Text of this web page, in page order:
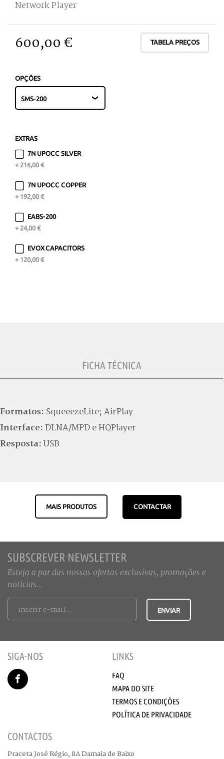
Network Player
600,00 € TABELA PREÇOS
OPÇÕES
EXTRAS
7N UPOCC SILVER
+ 216,00 €
7N UPOCC COPPER
+ 192,00 €
EABS-200
+ 24,00 €
EVOX CAPACITORS
+ 120,00 €
FICHA TÉCNICA
Formatos: SqueeezeLite; AirPlay
Interface: DLNA/MPD e HQPlayer
Resposta:USB
MAIS PRODUTOS CONTACTAR
SUBSCREVER NEWSLETTER
Esteja a par das nossas ofertas exclusivas, promoções e
notícias...
SIGA-NOS LINKS
FAQ
MAPA DO SITE
TERMOS E CONDIÇÕES
POLÍTICA DE PRIVACIDADE
CONTACTOS
Praceta José Régio, 8A Damaia de Baixo